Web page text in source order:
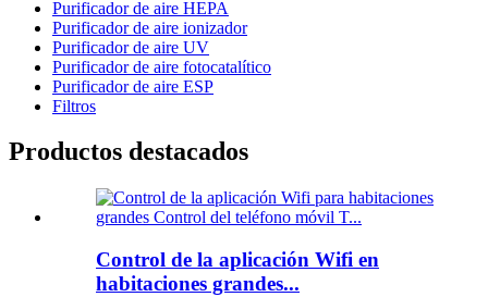
Purificador de aire HEPA
Purificador de aire ionizador
Purificador de aire UV
Purificador de aire fotocatalítico
Purificador de aire ESP
Filtros
Productos destacados
Control de la aplicación Wifi en
habitaciones grandes...